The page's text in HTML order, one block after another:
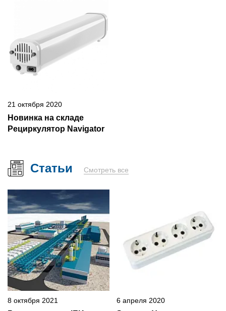
21 октября 2020
Новинка на складе
Рециркулятор Navigator
Статьи Смотреть все
8 октября 2021 6 апреля 2020